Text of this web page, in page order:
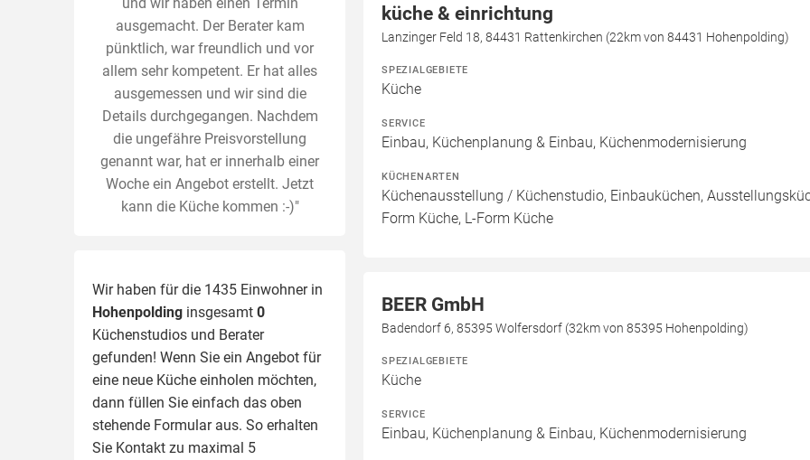
ausgemacht. Der Berater kam
pünktlich, war freundlich und vor
allem sehr kompetent. Er hat alles
ausgemessen und wir sind die
Details durchgegangen. Nachdem
die ungefähre Preisvorstellung
genannt war, hat er innerhalb einer
Woche ein Angebot erstellt. Jetzt
kann die Küche kommen :-)"
Wir haben für die 1435 Einwohner in
Hohenpolding insgesamt 0
Küchenstudios und Berater
gefunden! Wenn Sie ein Angebot für
eine neue Küche einholen möchten,
dann füllen Sie einfach das oben
stehende Formular aus. So erhalten
Sie Kontakt zu maximal 5
küche & einrichtung
Lanzinger Feld 18, 84431 Rattenkirchen (22km von 84431 Hohenpolding)
SPEZIALGEBIETE
Küche
SERVICE
Einbau, Küchenplanung & Einbau, Küchenmodernisierung
KÜCHENARTEN
Küchenausstellung / Küchenstudio, Einbauküchen,
Form Küche, L-Form Küche
BEER GmbH
Badendorf 6, 85395 Wolfersdorf (32km von 85395 Hohenpolding)
SPEZIALGEBIETE
Küche
SERVICE
Einbau, Küchenplanung & Einbau, Küchenmodernisierung